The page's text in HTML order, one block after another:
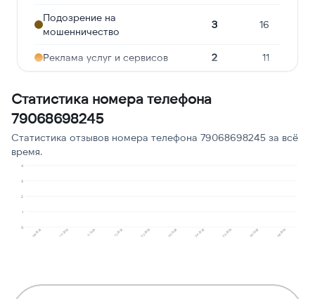
Подозрение на
мошенничество
3 16
Реклама услуг и сервисов 2 11
Предлагают кредит 1 5
Статистика номера телефона
79068698245
Статистика отзывов номера телефона 79068698245 за всё
время.
0
1
2
3
4
08.2025 10.2025 11.2025 12.2025 02.2026 03.2026 04.2026 05.2026 06.2026 08.2026